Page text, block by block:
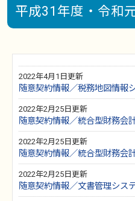
平成31年度・令和
2022年4月1日更新
随意契約情報／税務地図情報
2022年2月25日更新
随意契約情報／統合型財務会
2022年2月25日更新
随意契約情報／統合型財務会
2022年2月25日更新
随意契約情報／文書管理シス